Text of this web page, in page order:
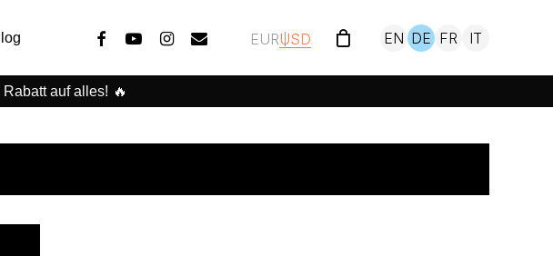
facebookyoutubeinstagram
email EURUSD EN DE FR IT
auf alles! 🔥